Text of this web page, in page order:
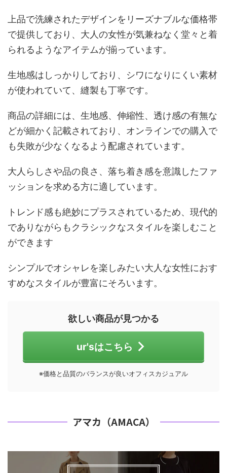
上品で洗練されたデザインをリーズナブルな価格帯
で提供しており、大人の女性が気兼ねなく堂々と着
られるようなアイテムが揃っています。
生地感はしっかりしており、シワになりにくい素材
が使われていて、縫製も丁寧です。
商品の詳細には、生地感、伸縮性、透け感の有無な
どが細かく記載されており、オンラインでの購入で
も失敗が少なくなるよう配慮されています。
大人らしさや品の良さ、落ち着き感を意識したファ
ッションを求める方に適しています。
トレンド感も絶妙にプラスされているため、現代的
でありながらもクラシックなスタイルを楽しむこと
ができます
シンプルでオシャレを楽しみたい大人な女性におす
すめなスタイルが豊富にそろいます。
欲しい商品が見つかる
ur'sはこちら
※価格と品質のバランスが良いオフィスカジュアル
アマカ（AMACA）